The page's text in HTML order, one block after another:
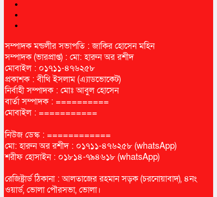
সম্পাদক মন্ডলীর সভাপতি : জাকির হোসেন মহিন
সম্পাদক (ভারপ্রাপ্ত) : মো: হারুন অর রশীদ
মোবাইল : ০১৭১১-৪৭৬২৫৮
প্রকাশক : বীথি ইসলাম (এ্যাডভোকেট)
নির্বাহী সম্পাদক : মোঃ আবুল হোসেন
বার্তা সম্পাদক : ==========
মোবাইল : ===========
নিউজ ডেস্ক : ============
মো: হারুন অর রশীদ : ০১৭১১-৪৭৬২৫৮ (whatsApp)
শরীফ হোসাইন : ০১৮১৪-৭৯৪৬১৮ (whatsApp)
রেজিষ্ট্রার্ড ঠিকানা : আলতাজের রহমান সড়ক (চরনোয়াবাদ), ৪নং
ওয়ার্ড, ভোলা পৌরসভা, ভোলা।